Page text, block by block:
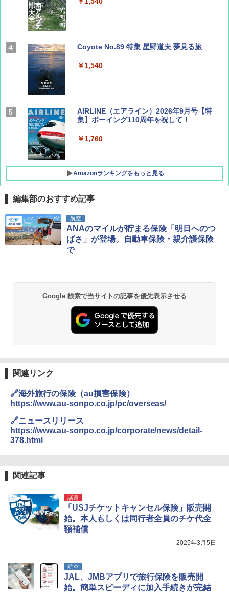
Coyote No.89 特集 星野道夫 夢見る旅
￥1,540
AIRLINE（エアライン）2026年9月号【特
集】ボーイング110周年を祝して！
￥1,760
Amazonランキングをもっと見る
D40 地球の歩き方 チェンマイ タイ北部の魅
力的な町 2026～2027 地球の歩き方D アジア
￥2,079
￥2,695
僕が見た未来【完全版】
A09 地球の歩き方 イタリア 2026～2027 地
球の歩き方A ヨーロッパ
￥2,479
￥2,277
[キャンパーズコレクション 山善] ポップアッ
プテント 傘みたいに広げて畳める パッとサ
ッとサンシェード キューブ フルクローズ メ
ッシュ 簡単設置 ワンタッチテント キャンプ
PYKES PEAK (パイクスピーク) 着替えテン
ト プライバシー テント 【中が透けない】 1
人用 折りたたみ 防災グッズ 災害用トイレ ビ
ーチ ピクニック ポップアップテント 携帯 簡
易 トイレテント (ブラック)
テント ワンタッチ RENEW 幅200 2-3人用 43
500002(88859)
￥5,999
￥9,990
[キャンパーズコレクション 山善] 傘みたいに
広げるだけ パッとサッとテント キューブワ
イド ブラックコーティング フルクローズ メ
ATCW-150B エクルベージュ
￥-
GRANDOOR ステンレス保冷剤 2個セット 2
026リニューアル 急速冷凍 空間倍増 衛生的
コンパクト 保冷力長持ち
BUNDOK(バンドック)ソロ ドーム 1 EX BDK
レーム ドーム型 テント
￥14,800
DEWEL パラソル 大型 ビーチ アウトドアパ
￥6,459
熊撃退スプレー 熊よけスプレー 熊スプレー
【日本企業販売】超強力クマ対策スプレー 30
￥3,680
着替えテント トイレテント 透けない【換気
通気窓付き】収納袋付き UVカット 防水 防災
コンパクト iimono117 (ブルー)
￥3,080
編集部のおすすめ記事
航空
ANAのマイルが貯まる保険「明日へのつ
ばさ」が登場。自動車保険・親介護保険
で
Google 検索で当サイトの記事を優先表示させる
関連リンク
🔗海外旅行の保険（au損害保険）
https://www.au-sonpo.co.jp/pc/overseas/
🔗ニュースリリース
https://www.au-sonpo.co.jp/corporate/news/detail-
378.html
関連記事
話題
「USJチケットキャンセル保険」販売開
始。本人もしくは同行者全員のチケ代全
額補償
2025年3月5日
航空
JAL、JMBアプリで旅行保険を販売開
始。簡単スピーディに加入手続きが完結